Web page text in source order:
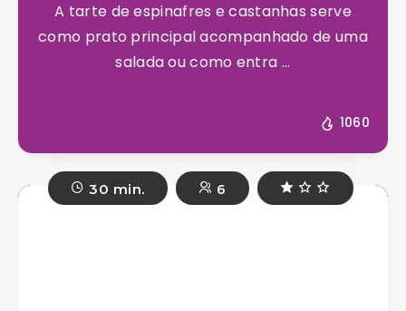
A tarte de espinafres e castanhas serve
como prato principal acompanhado de uma
salada ou como entra ...
1060
30 min. 6